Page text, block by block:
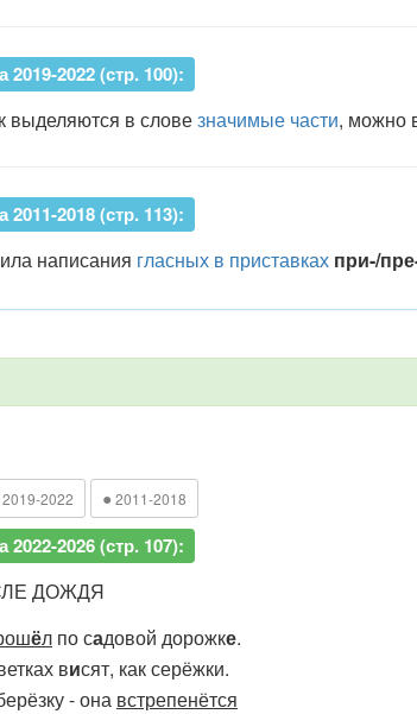
2022 (стр. 100):
выделяются в словезначимые части, можно
2018 (стр. 113):
написания гласных в приставках при-/
2019-2022 ● 2011-2018
2026 (стр. 107):
ДОЖДЯ
ёл по садовой дорожке.
висят, как серёжки.
- она встрепенётся